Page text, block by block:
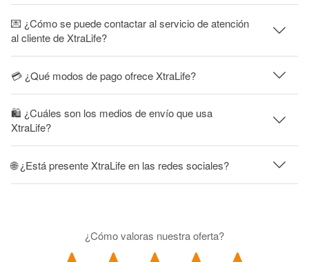
💌 ¿Cómo se puede contactar al servicio de atención
al cliente de XtraLife?
💳 ¿Qué modos de pago ofrece XtraLife?
🛍 ¿Cuáles son los medios de envío que usa
XtraLife?
🌐 ¿Está presente XtraLife en las redes sociales?
¿Cómo valoras nuestra oferta?